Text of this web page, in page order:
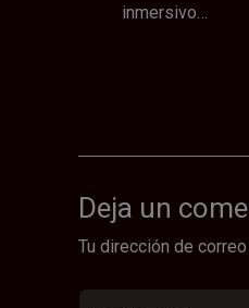
inmersivo…
Deja un
Tu dirección de